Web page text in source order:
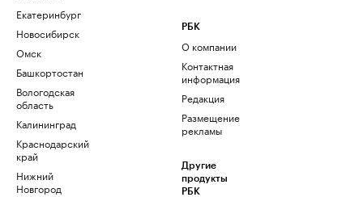
Екатеринбург
Новосибирск
Омск
Башкортостан
Вологодская
область
Калининград
Краснодарский
край
Нижний
Новгород
РБК
О компании
Контактная
информация
Редакция
Размещение
рекламы
Другие
продукты
РБК